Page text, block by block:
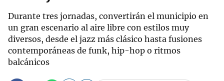
Durante tres jornadas, convertirán el municipio en
un gran escenario al aire libre con estilos muy
diversos, desde el jazz más clásico hasta fusiones
contemporáneas de funk, hip-hop o ritmos
balcánicos